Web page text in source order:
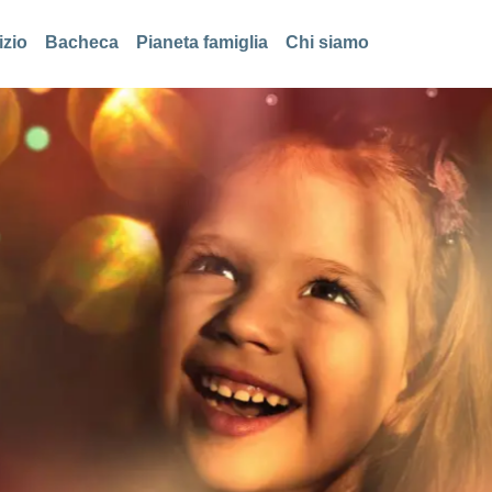
Bacheca Pianeta famiglia Chi siamo